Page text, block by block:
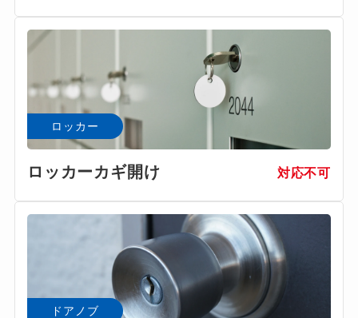
ロッカー
ロッカーカギ開け 対応不可
ドアノブ